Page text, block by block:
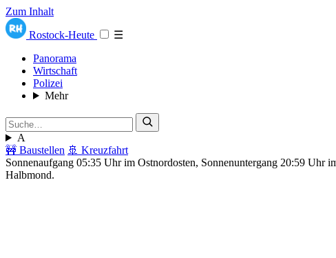
Zum Inhalt
Rostock-Heute
☰
Panorama
Wirtschaft
Polizei
Mehr
A
🚧 Baustellen 🚢 Kreuzfahrt
Sonnenaufgang 05:35 Uhr im Ostnordosten, Sonnenuntergang 20:59
Halbmond.